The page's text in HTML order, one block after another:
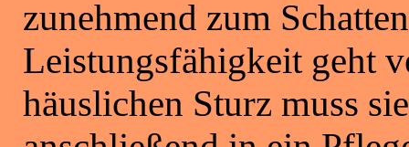
zunehmend zum
Leistungsfähigkeit geht
häuslichen Sturz muss